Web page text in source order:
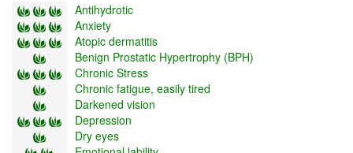
Antihydrotic
Anxiety
Atopic dermatitis
Benign Prostatic Hypertrophy (BPH)
Chronic Stress
Chronic fatigue, easily tired
Darkened vision
Depression
Dry eyes